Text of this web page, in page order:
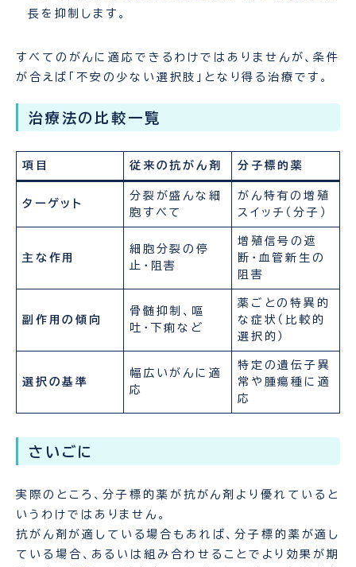
長を抑制します。
すべてのがんに適応できるわけではありませんが、条件
が合えば「不安の少ない選択肢」となり得る治療です。
治療法の比較一覧
項目 従来の抗がん剤 分子標的薬
ターゲット
分裂が盛んな細
胞すべて
がん特有の増殖
スイッチ（分子）
主な作用
細胞分裂の停
止・阻害
増殖信号の遮
断・血管新生の
阻害
副作用の傾向
骨髄抑制、嘔
吐・下痢など
薬ごとの特異的
な症状（比較的
選択的）
選択の基準
幅広いがんに適
応
特定の遺伝子異
常や腫瘍種に適
応
さいごに
実際のところ、分子標的薬が抗がん剤より優れていると
いうわけではありません。
抗がん剤が適している場合もあれば、分子標的薬が適し
ている場合、あるいは組み合わせることでより効果が期